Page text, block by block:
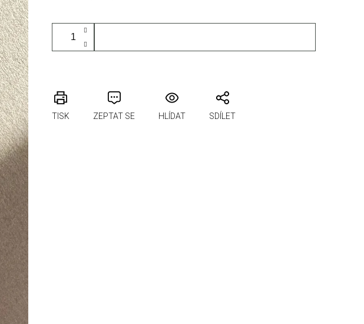
TISK ZEPTAT SE HLÍDAT SDÍLET